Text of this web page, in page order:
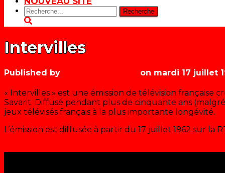
Rechercher:
Intervilles
Published by on mardi 17 juillet
« Intervilles » est une émission de télévision française
Savarit. Diffusé pendant plus de cinquante ans
jeux télévisés français à la plus importante longévité.
L’émission est diffusée à partir du 17 juillet 1962 sur la